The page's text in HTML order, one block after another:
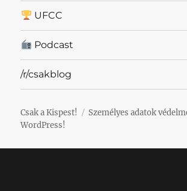
UFCC
Podcast
/r/csakblog
Csak a Kispest! Személyes adatok
WordPress!